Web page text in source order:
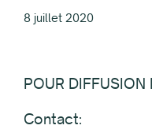
8 juillet 2020
POUR DIFFUSION
Contact: